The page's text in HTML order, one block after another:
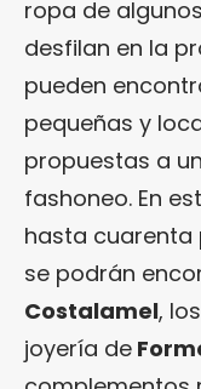
ropa de
desfilan en la
pueden
pequeñas y
propuestas a
fashoneo. En
hasta cuarenta
se podrán
Costalamel,
joyería de